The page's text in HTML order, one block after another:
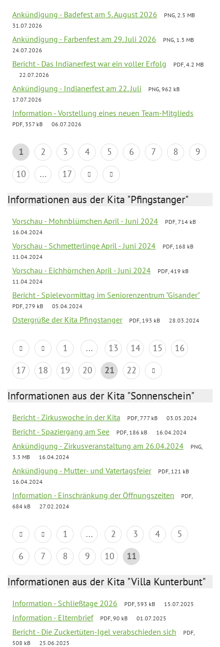
Ankündigung - Badefest am 5. August 2026
PNG, 2.5 MB
31.07.2026
Ankündigung - Farbenfest am 29. Juli 2026
PNG, 1.3 MB
24.07.2026
Bericht - Das Indianerfest war ein voller Erfolg
PDF, 4.2 MB
22.07.2026
Ankündigung - Indianerfest am 22. Juli
PNG, 962 kB
17.07.2026
Information - Vorstellung eines neuen Team-Mitglieds
PDF, 357 kB 06.07.2026
1 2 3 4 5 6 7 8
9
10
... 17
Informationen aus der Kita "Pfingstanger"
Vorschau - Mohnblümchen April - Juni 2024
PDF, 714 kB
16.04.2024
Vorschau - Schmetterlinge April - Juni 2024
PDF, 168 kB
11.04.2024
Vorschau - Eichhörnchen April - Juni 2024
PDF, 419 kB
11.04.2024
Bericht - Spielevormittag im Seniorenzentrum "Gisander"
PDF, 279 kB 05.04.2024
Ostergrüße der Kita Pfingstanger PDF, 193 kB 28.03.2024
1 ... 13 14 15
16
17
18 19 20 21 22
Informationen aus der Kita "Sonnenschein"
Bericht - Zirkuswoche in der Kita PDF, 777 kB 03.05.2024
Bericht - Spaziergang am See PDF, 186 kB 16.04.2024
Ankündigung - Zirkusveranstaltung am 26.04.2024
PNG,
3.3 MB
16.04.2024
Ankündigung - Mutter- und Vatertagsfeier
PDF, 121 kB
16.04.2024
Information - Einschränkung der Öffnungszeiten
PDF,
684 kB
27.02.2024
1 ... 2 3 4
5
6
7 8 9 10 11
Informationen aus der Kita "Villa Kunterbunt"
Information - Schließtage 2026 PDF, 593 kB 15.07.2025
Information - Elternbrief PDF, 90 kB 01.07.2025
Bericht - Die Zuckertüten-Igel verabschieden sich
PDF,
508 kB
25.06.2025